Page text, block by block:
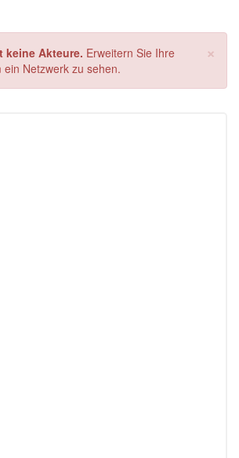
×
keine Akteure. Erweitern Sie Ihre
ein Netzwerk zu sehen.